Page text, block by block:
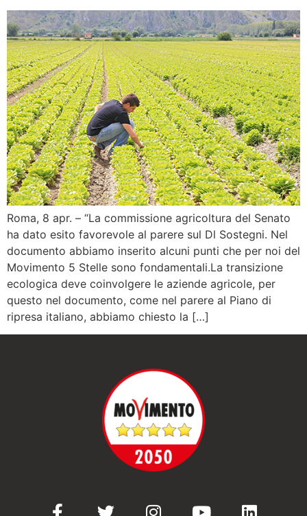
Roma, 8 apr. – “La commissione agricoltura del Senato
ha dato esito favorevole al parere sul Dl Sostegni. Nel
documento abbiamo inserito alcuni punti che per noi del
Movimento 5 Stelle sono fondamentali.La transizione
ecologica deve coinvolgere le aziende agricole, per
questo nel documento, come nel parere al Piano di
ripresa italiano, abbiamo chiesto la […]